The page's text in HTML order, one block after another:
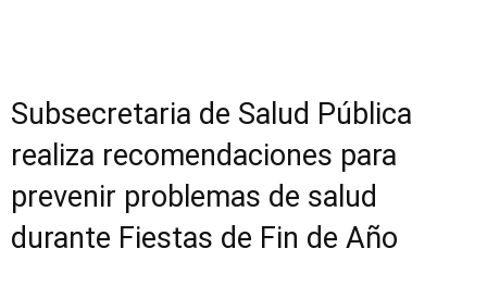
Subsecretaria de Salud Pública
realiza recomendaciones para
prevenir problemas de salud
durante Fiestas de Fin de Año